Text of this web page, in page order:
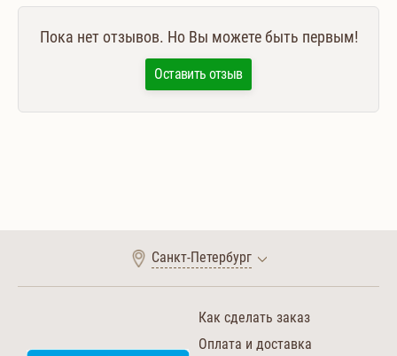
Пока нет отзывов. Но Вы можете быть первым!
Оставить отзыв
Санкт-Петербург
Как сделать заказ
Оплата и доставка